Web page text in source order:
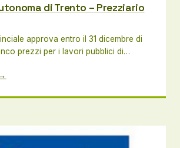
di Trento – Prezziario
approva entro il 31 dicembre di
prezzi per i lavori pubblici di…